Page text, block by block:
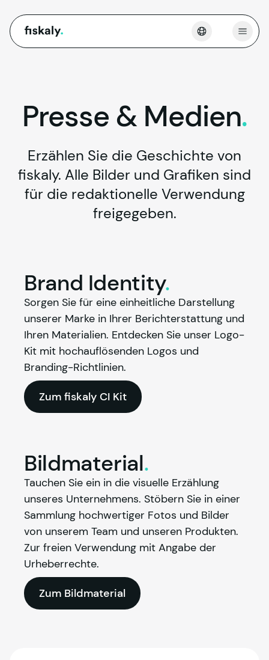
fiskaly. Menü
Presse & Medien.
Erzählen Sie die Geschichte von
fiskaly. Alle Bilder und Grafiken sind
für die redaktionelle Verwendung
freigegeben.
Brand Identity.
Sorgen Sie für eine einheitliche Darstellung
unserer Marke in Ihrer Berichterstattung und
Ihren Materialien. Entdecken Sie unser Logo-
Kit mit hochauflösenden Logos und
Branding-Richtlinien.
Zum fiskaly CI Kit
Bildmaterial.
Tauchen Sie ein in die visuelle Erzählung
unseres Unternehmens. Stöbern Sie in einer
Sammlung hochwertiger Fotos und Bilder
von unserem Team und unseren Produkten.
Zur freien Verwendung mit Angabe der
Urheberrechte.
Zum Bildmaterial